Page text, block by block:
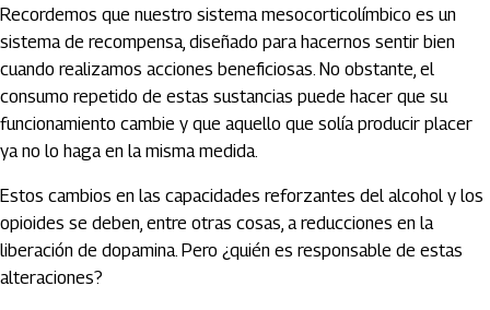
Recordemos que nuestro sistema mesocorticolímbico es un
sistema de recompensa, diseñado para hacernos sentir bien
cuando realizamos acciones beneficiosas. No obstante, el
consumo repetido de estas sustancias puede hacer que su
funcionamiento cambie y que aquello que solía producir placer
ya no lo haga en la misma medida.
Estos cambios en las capacidades reforzantes del alcohol y los
opioides se deben, entre otras cosas, a reducciones en la
liberación de dopamina. Pero ¿quién es responsable de estas
alteraciones?